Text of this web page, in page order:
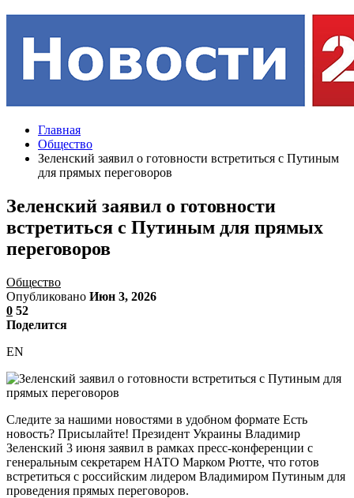
Главная
Общество
Зеленский заявил о готовности встретиться с Путиным
для прямых переговоров
Зеленский заявил о готовности
встретиться с Путиным для прямых
переговоров
Общество
Опубликовано Июн 3, 2026
0 52
Поделится
EN
Следите за нашими новостями в удобном формате Есть
новость? Присылайте! Президент Украины Владимир
Зеленский 3 июня заявил в рамках пресс-конференции с
генеральным секретарем НАТО Марком Рютте, что готов
встретиться с российским лидером Владимиром Путиным для
проведения прямых переговоров.